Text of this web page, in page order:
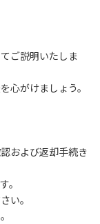
ご説明いたしま
心がけましょう。
および返却手続き
。
い。